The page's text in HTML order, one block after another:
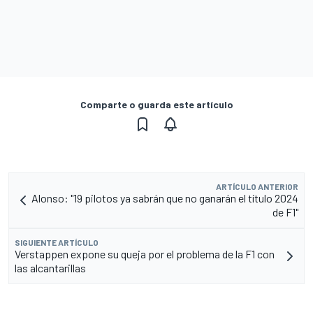
Comparte o guarda este artículo
ARTÍCULO ANTERIOR
Alonso: "19 pilotos ya sabrán que no ganarán el título 2024
de F1"
SIGUIENTE ARTÍCULO
Verstappen expone su queja por el problema de la F1 con
las alcantarillas